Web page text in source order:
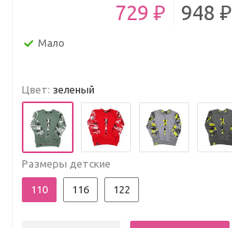
729 ₽ 948 ₽
Мало
Цвет: зеленый
Размеры детские
110 116 122